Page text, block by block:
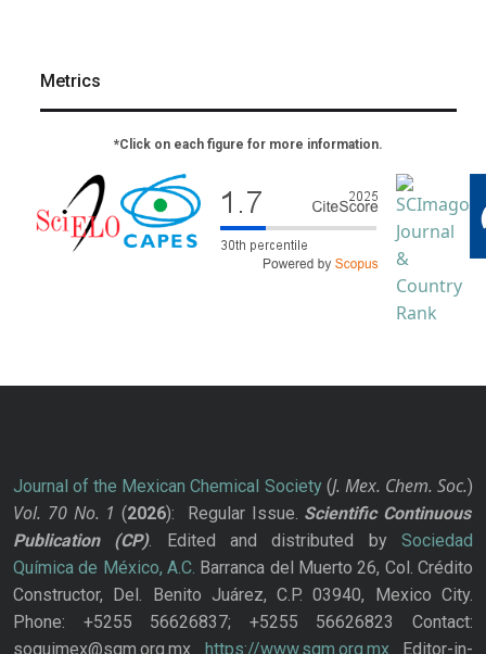
Metrics
*Click on each figure for more information.
Journal of the Mexican Chemical Society(J. Mex. Chem. Soc.)
Vol. 70 No. 1 (2026): Regular Issue. Scientific Continuous
Publication
(CP). Edited and distributed bySociedad
Química de México, A.C. Barranca del Muerto 26, Col. Crédito
Constructor, Del. Benito Juárez, C.P. 03940, Mexico City.
Phone: +5255 56626837; +5255 56626823 Contact:
soquimex@sqm.org.mx https://www.sqm.org.mxEditor-in-